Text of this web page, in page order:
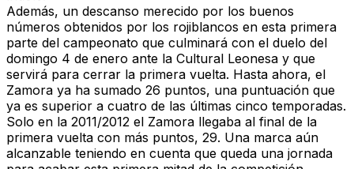
Además, un descanso merecido por los buenos
números obtenidos por los rojiblancos en esta primera
parte del campeonato que culminará con el duelo del
domingo 4 de enero ante la Cultural Leonesa y que
servirá para cerrar la primera vuelta. Hasta ahora, el
Zamora ya ha sumado 26 puntos, una puntuación que
ya es superior a cuatro de las últimas cinco temporadas.
Solo en la 2011/2012 el Zamora llegaba al final de la
primera vuelta con más puntos, 29. Una marca aún
alcanzable teniendo en cuenta que queda una jornada